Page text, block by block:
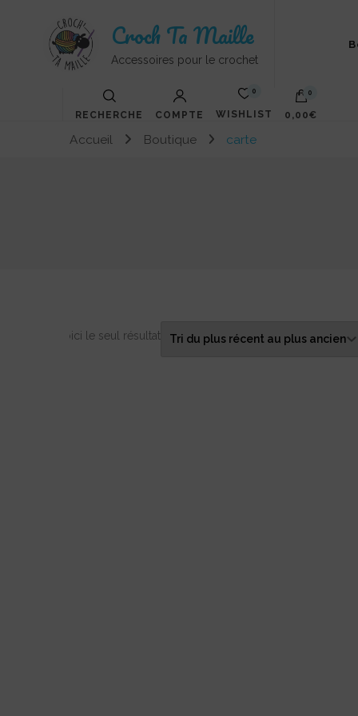
Croch Ta Maille
Accessoires pour le crochet
RECHERCHE COMPTE
0
WISHLIST
0
0,00€
Accueil Boutique carte
Voici le seul résultat